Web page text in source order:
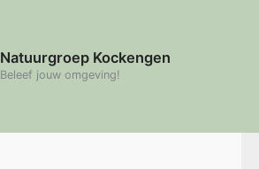
Natuurgroep Kockengen
Beleef jouw omgeving!